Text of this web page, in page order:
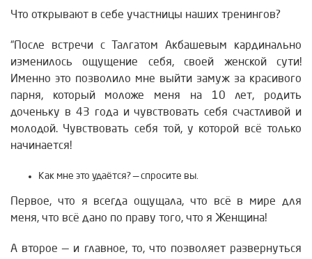
Что открывают в себе участницы наших тренингов?
“После встречи с Талгатом Акбашевым кардинально
изменилось ощущение себя, своей женской сути!
Именно это позволило мне выйти замуж за красивого
парня, который моложе меня на 10 лет, родить
доченьку в 43 года и чувствовать себя счастливой и
молодой. Чувствовать себя той, у которой всё только
начинается!
Как мне это удаётся? — спросите вы.
Первое, что я всегда ощущала, что всё в мире для
меня, что всё дано по праву того, что я Женщина!
А второе — и главное, то, что позволяет развернуться